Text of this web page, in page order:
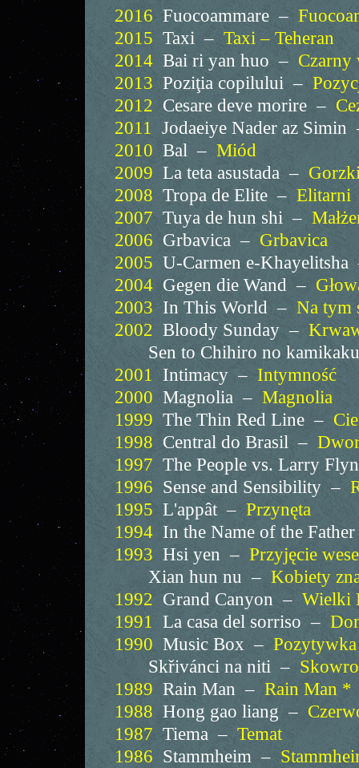
2016 Fuocoammare –
2015 Taxi – Taxi – Teheran
2014 Bai ri yan huo – Czarny
2013 Poziţia copilului –
2012 Cesare deve morire –
2011 Jodaeiye Nader az
2010 Bal – Miód
2009 La teta asustada –
2008 Tropa de Elite – Elitarni
2007 Tuya de hun shi –
2006 Grbavica – Grbavica
2005 U-Carmen e-
2004 Gegen die Wand –
2003 In This World – Na tym
2002 Bloody Sunday –
Sen to Chihiro no
2001 Intimacy – Intymność
2000 Magnolia – Magnolia
1999 The Thin Red Line –
1998 Central do Brasil –
1997 The People vs. Larry
1996 Sense and Sensibility –
1995 L'appât – Przynęta
1994 In the Name of the
1993 Hsi yen – Przyjęcie
Xian hun nu – Kobiety
1992 Grand Canyon – Wielki
1991 La casa del sorriso –
1990 Music Box – Pozytywka
Skřivánci na niti –
1989 Rain Man – Rain Man *
1988 Hong gao liang –
1987 Tiema – Temat
1986 Stammheim –